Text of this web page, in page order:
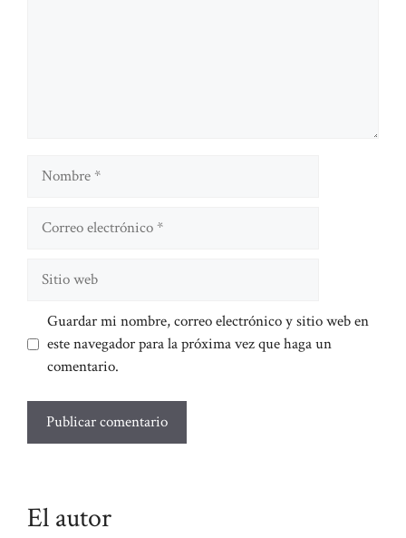
Nombre
electrónico
web
Guardar mi nombre, correo electrónico y sitio web en
este navegador para la próxima vez que haga un
comentario.
El autor